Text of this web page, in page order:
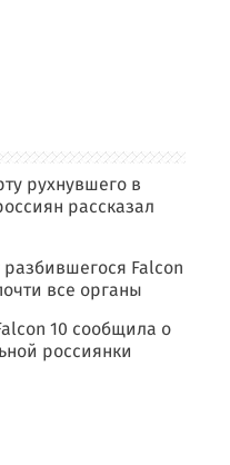
рухнувшего в
рассказал
Falcon
все органы
10 сообщила о
россиянки